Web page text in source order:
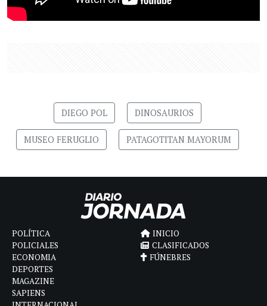
DIEGO POL DINOSAURIOS
MUSEO FERUGLIO PATAGOTITAN MAYORUM
POLÍTICA
POLICIALES
ECONOMIA
DEPORTES
MAGAZINE
SAPIENS
INICIO
CLASIFICADOS
FÚNEBRES